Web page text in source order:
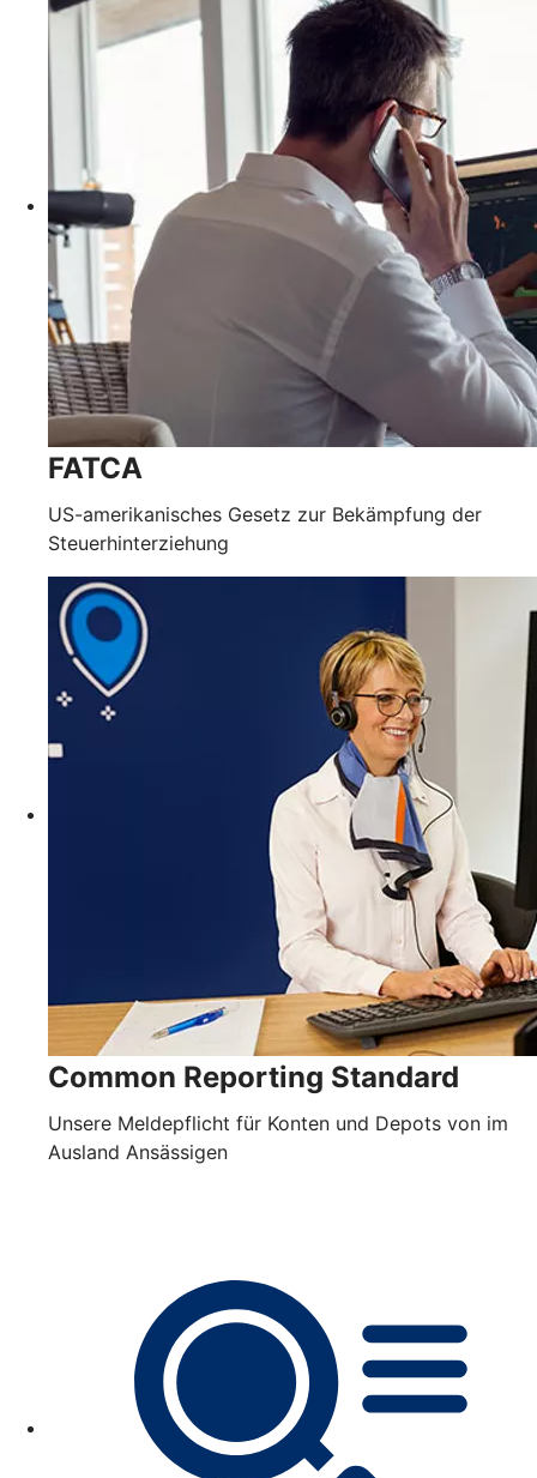
FATCA
US-amerikanisches Gesetz zur Bekämpfung der
Steuerhinterziehung
Common Reporting Standard
Unsere Meldepflicht für Konten und Depots von im
Ausland Ansässigen